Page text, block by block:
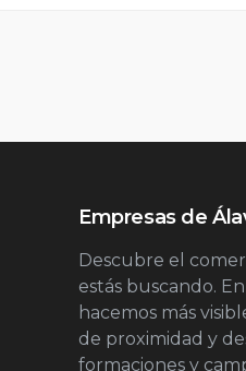
Empresas de
Descubre el
estás buscando. En
hacemos más
de proximidad y
formaciones y